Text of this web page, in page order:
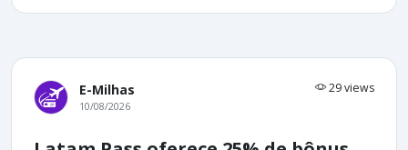
E-Milhas 29 views
10/08/2026